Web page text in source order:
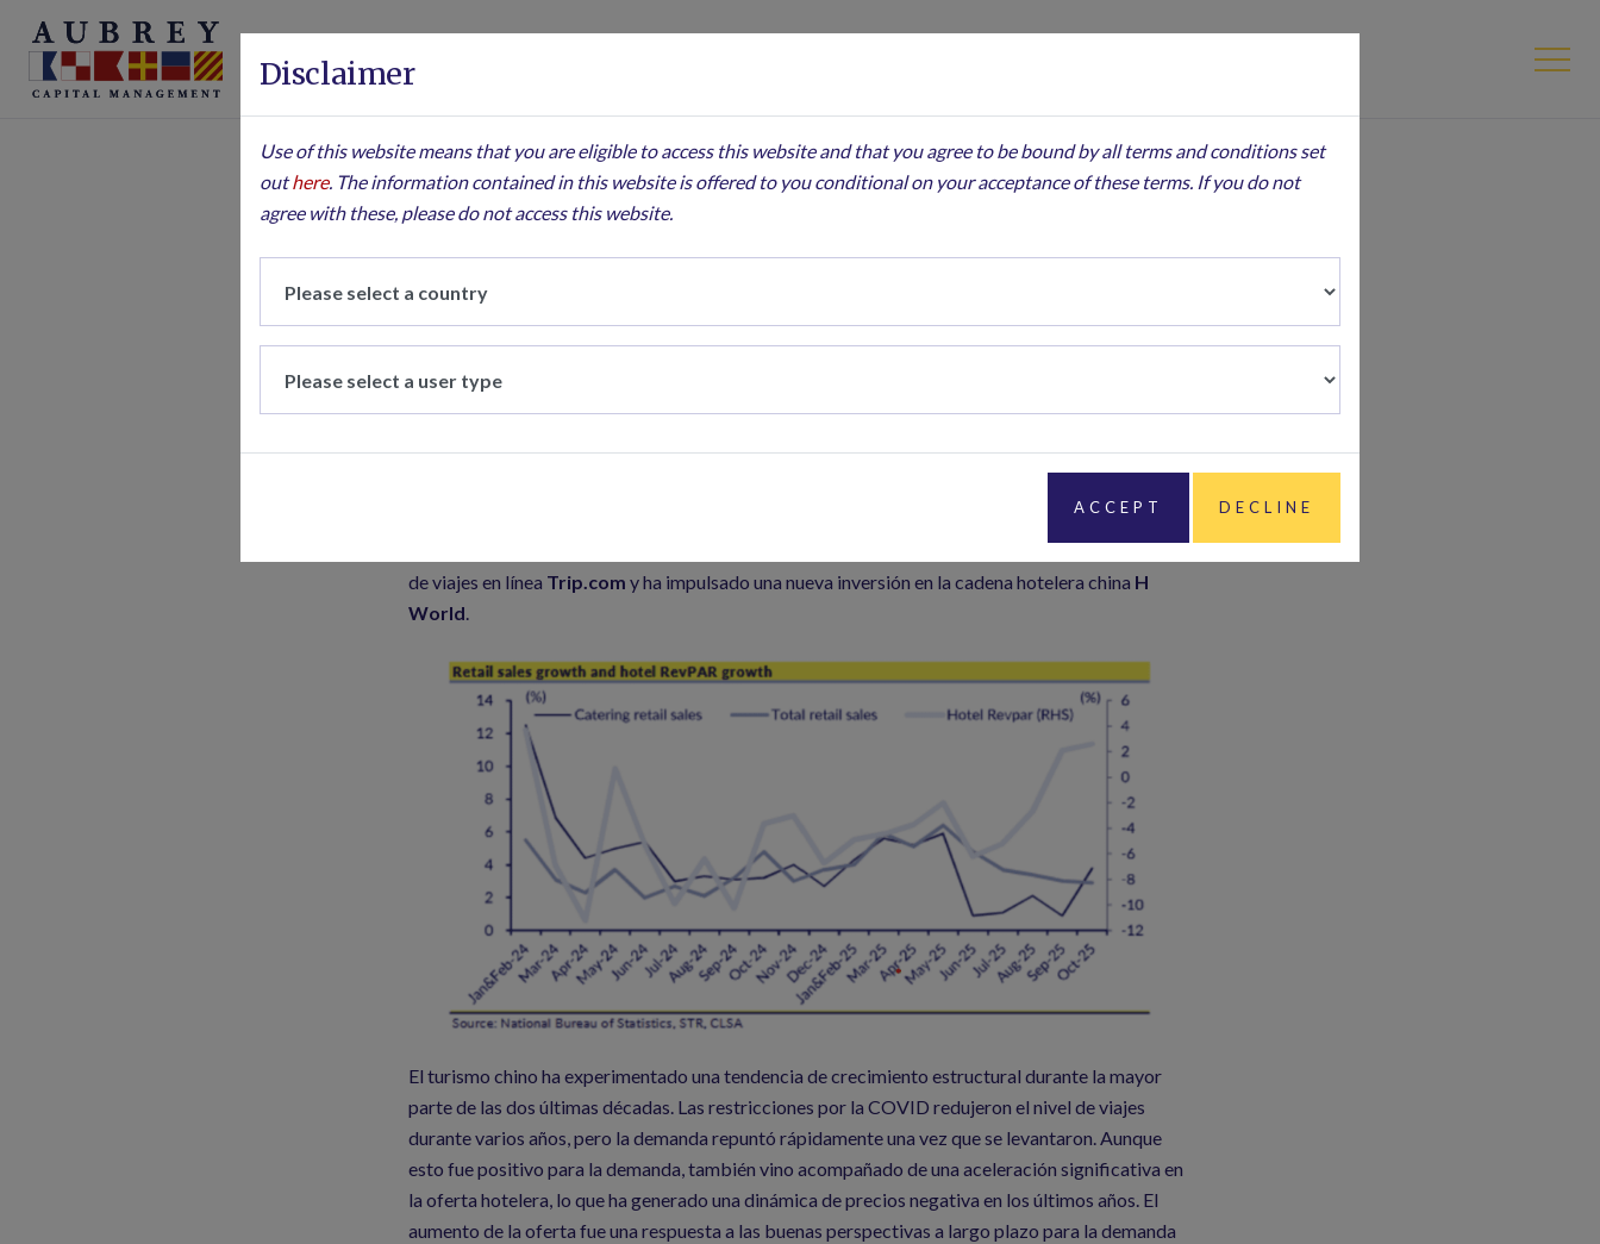
China vuelve a hacer check-
in
Aunque el panorama para el consumidor chino sigue siendo difícil, con poca recuperación en la
negativo, como el caso del sector de los viajes y, en particular, la industria hotelera. El reciente
punto de inflexión en los precios de los hoteles es favorable para nuestra exposición a la agencia
de viajes en línea Trip.com y ha impulsado una nueva inversión en la cadena hotelera china H
World.
El turismo chino ha experimentado una tendencia de crecimiento estructural durante la mayor
parte de las dos últimas décadas. Las restricciones por la COVID redujeron el nivel de viajes
durante varios años, pero la demanda repuntó rápidamente una vez que se levantaron. Aunque
esto fue positivo para la demanda, también vino acompañado de una aceleración significativa en
la oferta hotelera, lo que ha generado una dinámica de precios negativa en los últimos años. El
aumento de la oferta fue una respuesta a las buenas perspectivas a largo plazo para la demanda
Disclaimer
Use of this website means that you are eligible to access this website and that you agree to be bound by all terms and conditions set
outhere. The information contained in this website is offered to you conditional on your acceptance of these terms. If you do not
agree with these, please do not access this website.
ACCEPT DECLINE